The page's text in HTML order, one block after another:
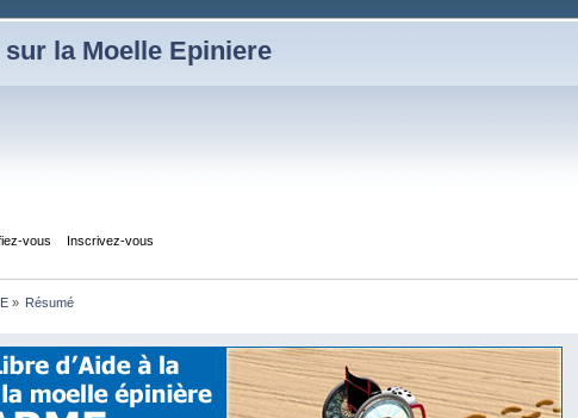
la Moelle Epiniere
vous Inscrivez-vous
» Résumé